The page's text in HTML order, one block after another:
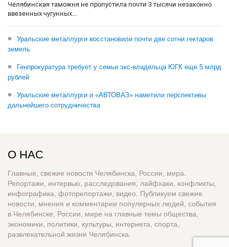
Челябинская таможня не пропустила почти 3 тысячи незаконно
ввезенных чугунных...
Уральские металлурги восстановили почти две сотни гектаров
земель
Генпрокуратура требует у семьи экс-владельца ЮГК еще 5 млрд
рублей
Уральские металлурги и «АВТОВАЗ» наметили перспективы
дальнейшего сотрудничества
О НАС
Главные, свежие новости Челябинска, России, мира.
Репортажи, интервью, расследования, лайфхаки, конфликты,
инфографика, фоторепортажи, видео. Публикуем свежие
новости, мнения и комментарии популярных людей, события
в Челябинске, России, мире на главные темы общества,
экономики, политики, культуры, интернета, спорта,
развлекательной жизни Челябинска.